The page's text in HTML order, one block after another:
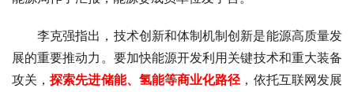
李克强指出，技术创新和体制机制创新是能源高质量发
展的重要推动力。要加快能源开发利用关键技术和重大装备
攻关，探索先进储能、氢能等商业化路径 ，依托互联网发展